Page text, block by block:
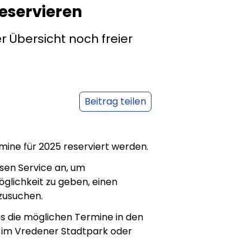
Übersicht noch freier
Beitrag teilen
für 2025 reserviert werden.
Service an, um
zu geben, einen
die möglichen Termine in den
Vredener Stadtpark oder